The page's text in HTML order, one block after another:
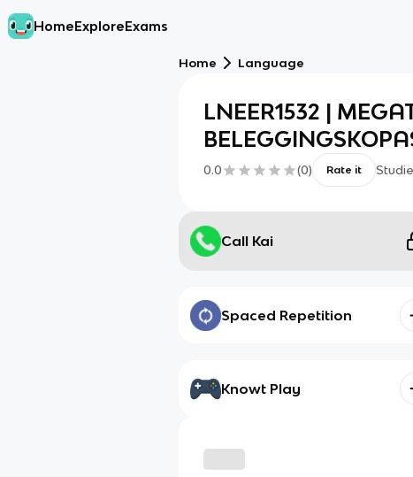
HomeExploreExams
Home Language
LNEER1532 |
0.0 (0) Rate it
Call Kai
Spaced Repetition
Knowt Play